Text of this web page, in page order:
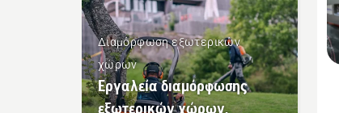
Διαμόρφωση εξωτερικών
χώρων
Εργαλεία διαμόρφωσης
εξωτερικών χώρων,